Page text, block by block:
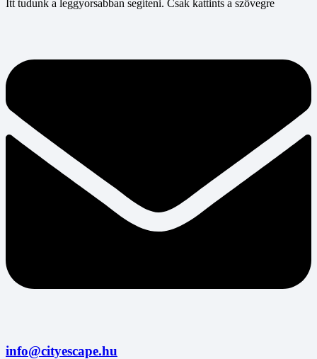
Itt tudunk a leggyorsabban segíteni. Csak kattints a szövegre
info@cityescape.hu